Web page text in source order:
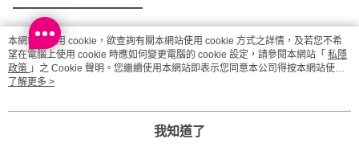
熱門標籤
熱銷排行
本網站中使用 cookie，欲查詢有關本網站使用 cookie 方式之詳情，及若您不希
望在電腦上使用 cookie 時應如何變更電腦的 cookie 設定，請參閱本網站「 私隱
政策 」之 Cookie 聲明。您繼續使用本網站即表示您同意本公司得按本網站使用
條款之 Cookie 聲明使用 cookie。
了解更多 >
我知道了